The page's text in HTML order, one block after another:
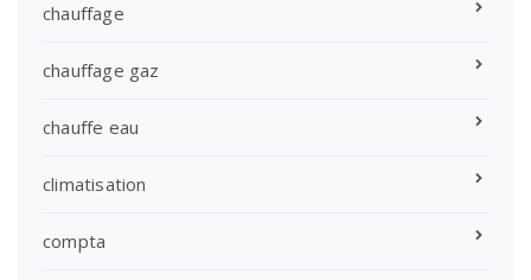
chauffage
chauffage gaz
chauffe eau
climatisation
compta